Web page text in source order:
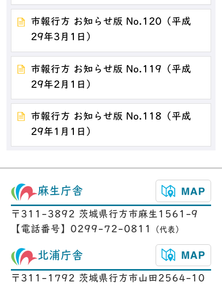
市報行方 お知らせ版 No.120（平成
29年3月1日）
市報行方 お知らせ版 No.119（平成
29年2月1日）
市報行方 お知らせ版 No.118（平成
29年1月1日）
麻生庁舎
〒311-3892 茨城県行方市麻生1561-9
【電話番号】0299-72-0811
（代表）
北浦庁舎
〒311-1792 茨城県行方市山田2564-10